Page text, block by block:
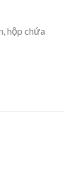
hộp chứa